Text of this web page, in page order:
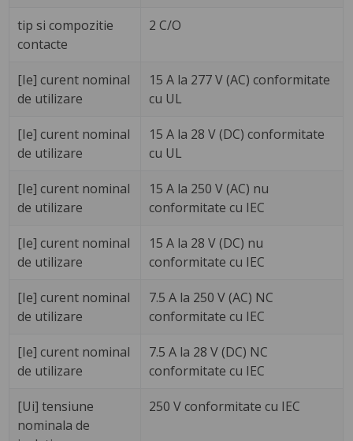
tip si compozitie
contacte
2 C/O
[Ie] curent nominal
de utilizare
15 A la 277 V (AC) conformitate
cu UL
[Ie] curent nominal
de utilizare
15 A la 28 V (DC) conformitate
cu UL
[Ie] curent nominal
de utilizare
15 A la 250 V (AC) nu
conformitate cu IEC
[Ie] curent nominal
de utilizare
15 A la 28 V (DC) nu
conformitate cu IEC
[Ie] curent nominal
de utilizare
7.5 A la 250 V (AC) NC
conformitate cu IEC
[Ie] curent nominal
de utilizare
7.5 A la 28 V (DC) NC
conformitate cu IEC
[Ui] tensiune
nominala de
250 V conformitate cu IEC